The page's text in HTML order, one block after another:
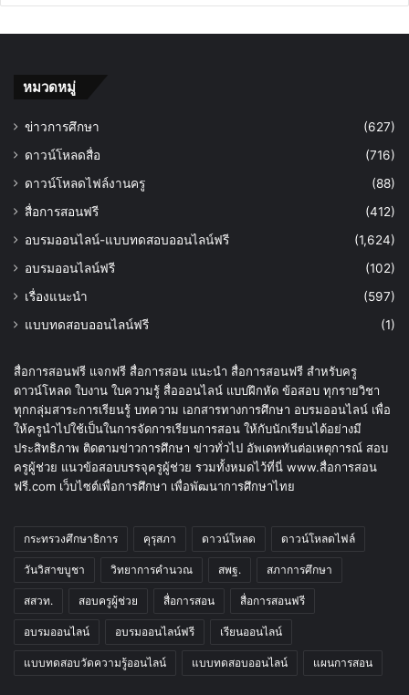
หมวดหมู่
ข่าวการศึกษา
(627)
ดาวน์โหลดสื่อ
(716)
ดาวน์โหลดไฟล์งานครู
(88)
สื่อการสอนฟรี
(412)
อบรมออนไลน์-แบบทดสอบออนไลน์ฟรี
(1,624)
อบรมออนไลน์ฟรี
(102)
เรื่องแนะนำ
(597)
แบบทดสอบออนไลน์ฟรี
(1)
สื่อการสอนฟรี แจกฟรี สื่อการสอน แนะนำ สื่อการสอนฟรี สำหรับครู
ดาวน์โหลด ใบงาน ใบความรู้ สื่อออนไลน์ แบบฝึกหัด ข้อสอบ ทุกรายวิชา
ทุกกลุ่มสาระการเรียนรู้ บทความ เอกสารทางการศึกษา อบรมออนไลน์ เพื่อ
ให้ครูนำไปใช้เป็นในการจัดการเรียนการสอน ให้กับนักเรียนได้อย่างมี
ประสิทธิภาพ ติดตามข่าวการศึกษา ข่าวทั่วไป อัพเดททันต่อเหตุการณ์ สอบ
ครูผู้ช่วย แนวข้อสอบบรรจุครูผู้ช่วย รวมทั้งหมดไว้ที่นี่ www.สื่อการสอน
ฟรี.com เว็บไซต์เพื่อการศึกษา เพื่อพัฒนาการศึกษาไทย
กระทรวงศึกษาธิการ คุรุสภา ดาวน์โหลด ดาวน์โหลดไฟล์
วันวิสาขบูชา วิทยาการคำนวณ สพฐ. สภาการศึกษา
สสวท. สอบครูผู้ช่วย สื่อการสอน สื่อการสอนฟรี
อบรมออนไลน์ อบรมออนไลน์ฟรี เรียนออนไลน์
แบบทดสอบวัดความรู้ออนไลน์ แบบทดสอบออนไลน์ แผนการสอน